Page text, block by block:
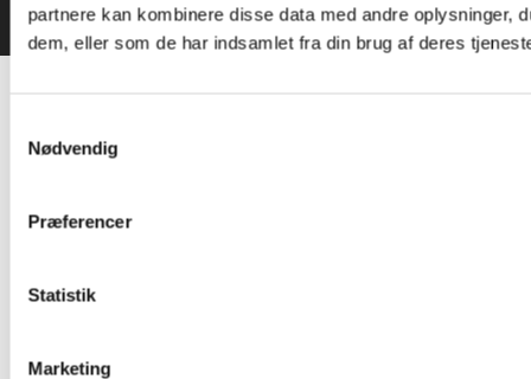
partnere kan kombinere disse data med andre oplysninger,
dem, eller som de har indsamlet fra din brug af deres
Nødvendig
Præferencer
Statistik
Marketing